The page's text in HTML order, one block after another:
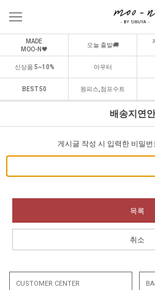
MADE
MOO-N🖤
오늘 출발🚚
신상품 5~10% 아우터
BEST 50 원피스,점프수트
배송지연
게시글 작성 시 입력한 비밀
목록
취소
CUSTOMER CENTER